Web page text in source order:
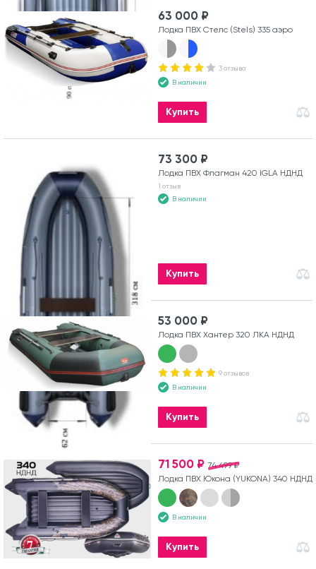
63 000 ₽
Лодка ПВХ Стелс (Stels) 335 аэро
3 отзыва
В наличии
Купить
73 300 ₽
Лодка ПВХ Флагман 420 IGLA НДНД
1 отзыв
В наличии
Купить
53 000 ₽
Лодка ПВХ Хантер 320 ЛКА НДНД
9 отзывов
В наличии
Купить
74 499 ₽
71 500 ₽
Лодка ПВХ Юкона (YUKONA) 340 НДНД
В наличии
Купить